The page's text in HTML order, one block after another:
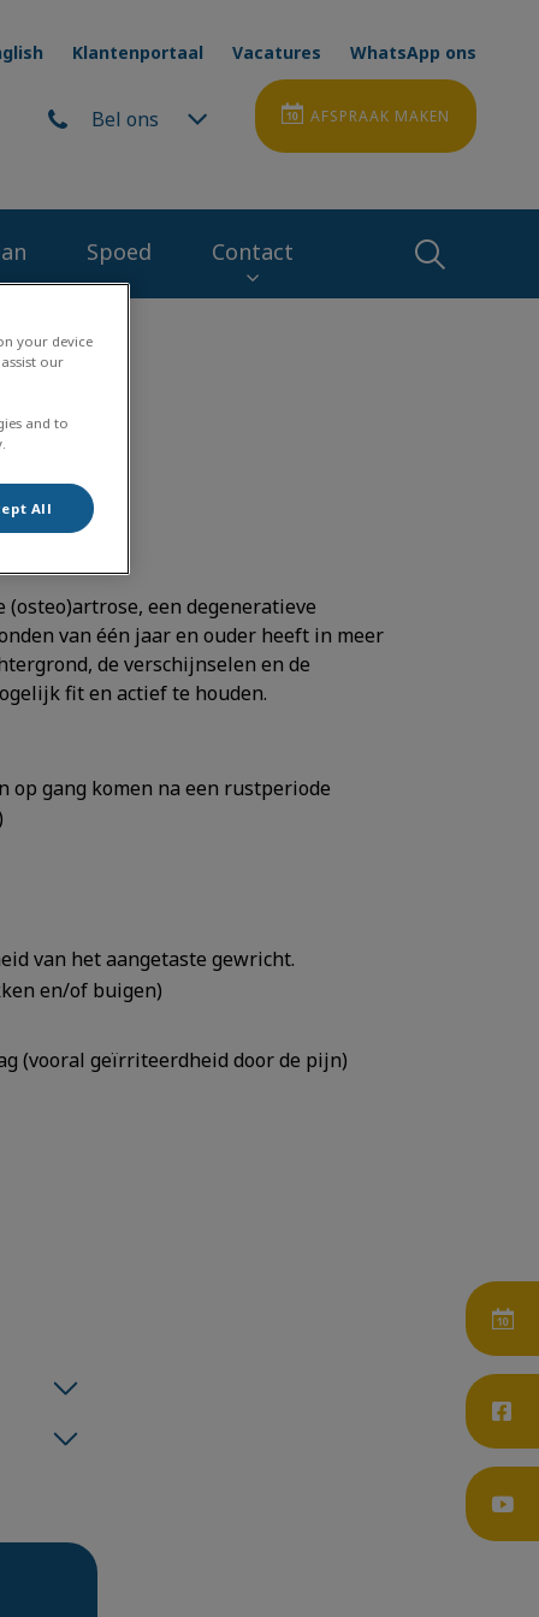
Klantenportaal Vacatures WhatsApp ons
Bel ons AFSPRAAK MAKEN
Spoed Contact
een degeneratieve
van één jaar en ouder heeft in meer
de verschijnselen en de
fit en actief te houden.
op gang komen na een rustperiode
van het aangetaste gewricht.
en/of buigen)
(vooral geïrriteerdheid door de pijn)
your device
our
and to
All